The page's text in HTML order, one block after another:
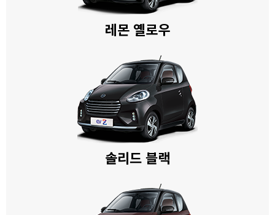
레몬 옐로우
솔리드 블랙